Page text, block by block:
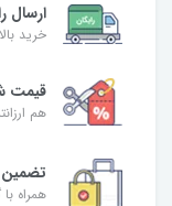
ارسال
خرید بالای ۳
قیمت
هم
تضمین
همراه